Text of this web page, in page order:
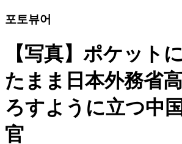
포토뷰어
【写真】ポケット
たまま日本外務省
ろすように立つ中
官